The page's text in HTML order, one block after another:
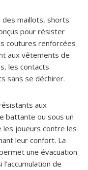
des maillots, shorts
pour résister
coutures renforcées
aux vêtements de
les contacts
sans se déchirer.
aux
battante ou sous un
les joueurs contre les
leur confort. La
une évacuation
de